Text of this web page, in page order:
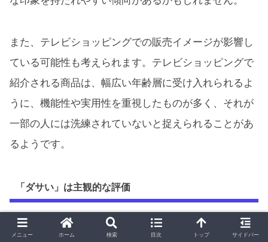
また、テレビショッピングでの販売イメージが影響し
ている可能性も考えられます。テレビショッピングで
紹介される商品は、幅広い年齢層に受け入れられるよ
うに、機能性や実用性を重視したものが多く、それが
一部の人には洗練されていないと捉えられることがあ
るようです。
「ダサい」は主観的な評価
しかし、「ダサい」という評価は多分に主観的なもの
メニュー ホーム 検索 目次 トップ サイドバー